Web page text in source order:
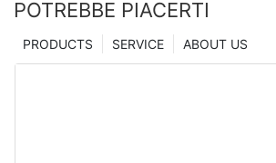
POTREBBE PIACERTI
ABOUT US
SERVICE
PRODUCTS